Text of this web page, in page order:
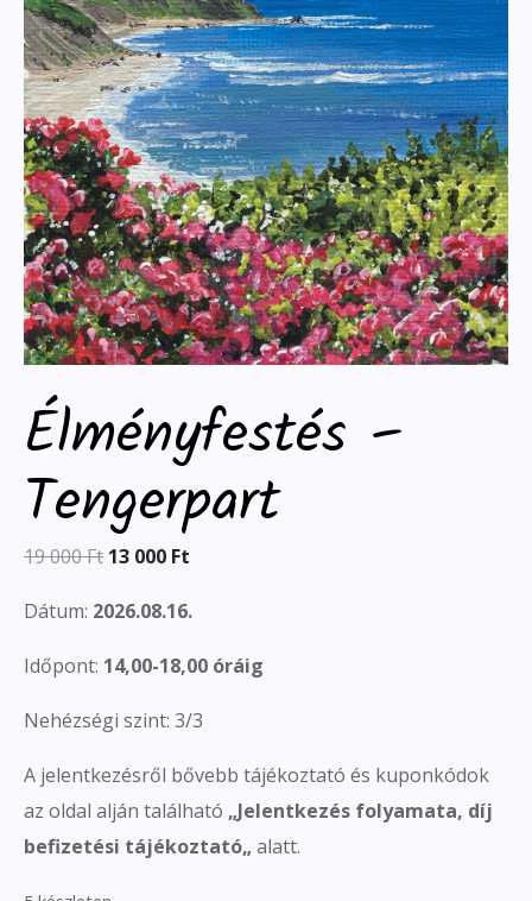
Élményfestés –
Tengerpart
19 000Ft 13 000 Ft
Dátum: 2026.08.16.
Időpont: 14,00-18,00 óráig
Nehézségi szint: 3/3
A jelentkezésről bővebb tájékoztató és kuponkódok
az oldal alján található „Jelentkezés folyamata, díj
befizetési tájékoztató„ alatt.